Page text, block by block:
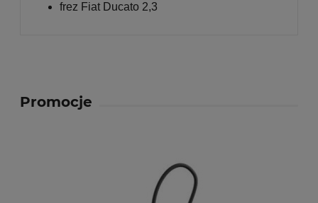
frez Fiat Ducato 2,3
Promocje